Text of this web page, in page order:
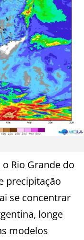
Rio Grande do
precipitação
se concentrar
longe
modelos